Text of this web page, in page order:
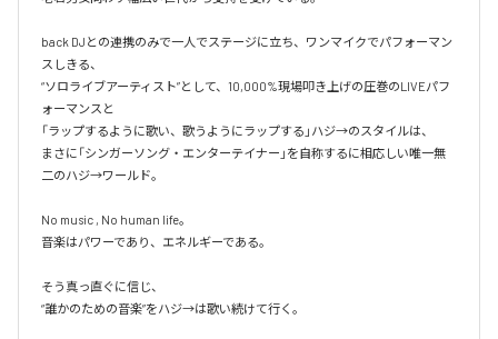
back DJとの連携のみで一人でステージに立ち、ワンマイクでパフォーマン
スしきる、
“ソロライブアーティスト”として、10,000%現場叩き上げの圧巻のLIVEパフ
ォーマンスと
「ラップするように歌い、歌うようにラップする」ハジ→のスタイルは、
まさに「シンガーソング・エンターテイナー」を自称するに相応しい唯一無
二のハジ→ワールド。
No music , No human life。
音楽はパワーであり、エネルギーである。
そう真っ直ぐに信じ、